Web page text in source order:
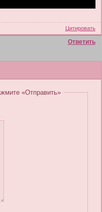
Цитировать
Ответить
«Отправить»